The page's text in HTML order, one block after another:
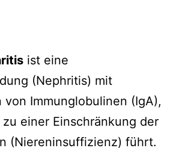
ist eine
(Nephritis) mit
von Immunglobulinen (IgA),
einer Einschränkung der
(Niereninsuffizienz) führt.